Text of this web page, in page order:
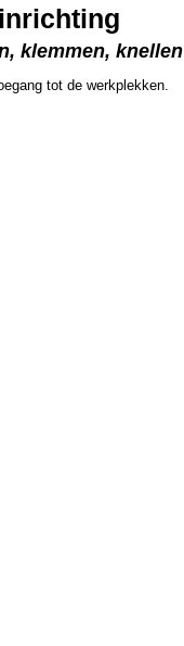
klemmen, knellen
tot de werkplekken.